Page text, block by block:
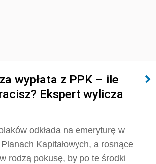
wypłata z PPK – ile
Ekspert wylicza
odkłada na emeryturę w
Kapitałowych, a rosnące
rodzą pokusę, by po te środki